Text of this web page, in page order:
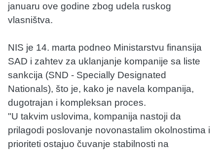
januaru ove godine zbog udela ruskog
vlasništva.
NIS je 14. marta podneo Ministarstvu finansija
SAD i zahtev za uklanjanje kompanije sa liste
sankcija (SND - Specially Designated
Nationals), što je, kako je navela kompanija,
dugotrajan i kompleksan proces.
"U takvim uslovima, kompanija nastoji da
prilagodi poslovanje novonastalim okolnostima i
prioriteti ostajuo čuvanje stabilnosti na